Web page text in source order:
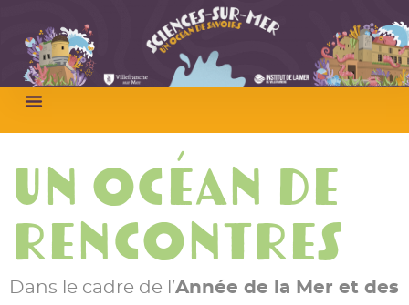
un océan de
rencontres
Dans le cadre de l’Année de la Mer et des